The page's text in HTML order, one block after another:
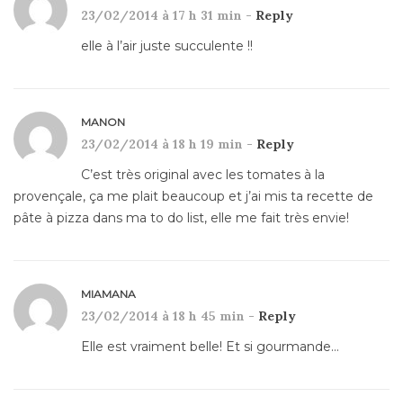
23/02/2014 à 17 h 31 min - Reply
elle à l’air juste succulente !!
MANON
23/02/2014 à 18 h 19 min - Reply
C’est très original avec les tomates à la
provençale, ça me plait beaucoup et j’ai mis ta recette de
pâte à pizza dans ma to do list, elle me fait très envie!
MIAMANA
23/02/2014 à 18 h 45 min - Reply
Elle est vraiment belle! Et si gourmande…